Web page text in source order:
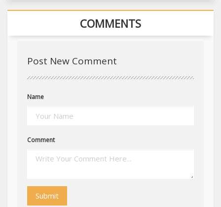
COMMENTS
Post New Comment
Name
Comment
Submit